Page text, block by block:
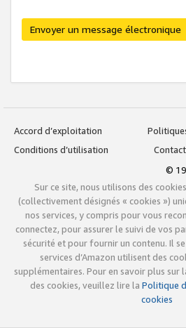
Envoyer un message électronique
Accord d’exploitation
Conditions d’utilisation
©
Sur ce site, nous utilisons des
(collectivement désignés « cookies »)
nos services, y compris pour vous
connectez, pour assurer le suivi de vos
sécurité et pour fournir un contenu. Il
services d’Amazon utilisent des
supplémentaires. Pour en savoir plus sur
des cookies, veuillez lire la Politique
cookies